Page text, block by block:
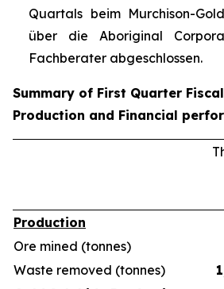
Quartals beim Murchison-
über die Aboriginal
Fachberater abgeschlossen.
Summary of First Quarter
Production and Financial
Production
Ore mined (tonnes)
Waste removed (tonnes)